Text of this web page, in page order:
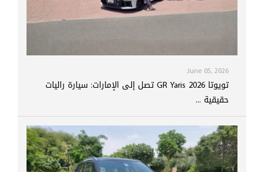
June 05, 2026
تويوتا GR Yaris 2026 تصل إلى الإمارات: سيارة راليات
حقيقية ...